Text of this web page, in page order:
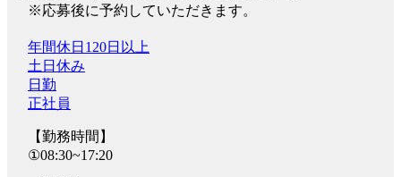
※応募後に予約していただきます。
年間休日120日以上
土日休み
日勤
正社員
【勤務時間】
①08:30~17:20